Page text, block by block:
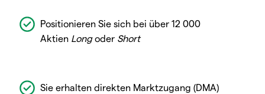
Positionieren Sie sich bei über 12 000
Aktien Longoder Short
Sie erhalten direkten Marktzugang (DMA)